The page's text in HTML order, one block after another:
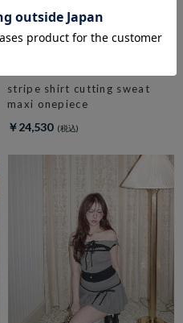
stripe shirt cutting sweat
maxi onepiece
￥24,530